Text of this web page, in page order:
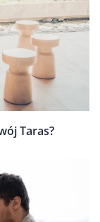
Taras?